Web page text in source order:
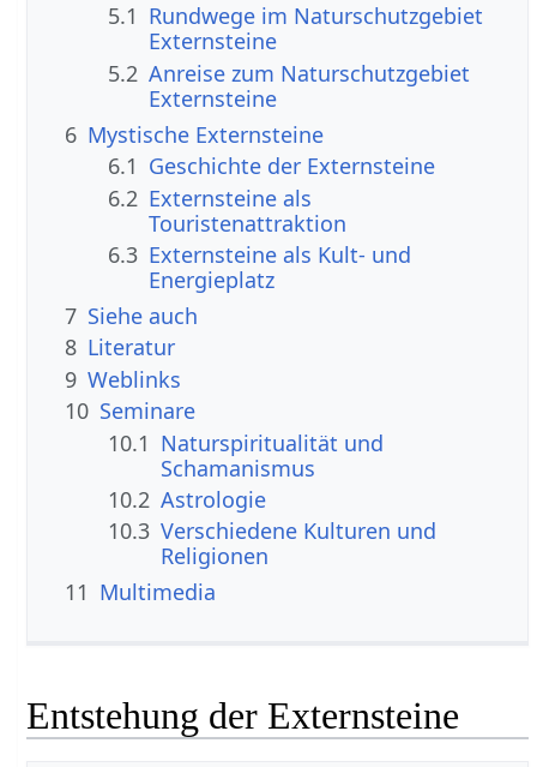
5.1 Rundwege im Naturschutzgebiet
Externsteine
5.2 Anreise zum Naturschutzgebiet
Externsteine
6 Mystische Externsteine
6.1 Geschichte der Externsteine
6.2 Externsteine als
Touristenattraktion
6.3 Externsteine als Kult- und
Energieplatz
7 Siehe auch
8 Literatur
9 Weblinks
10 Seminare
10.1 Naturspiritualität und
Schamanismus
10.2 Astrologie
10.3 Verschiedene Kulturen und
Religionen
11 Multimedia
Entstehung der Externsteine